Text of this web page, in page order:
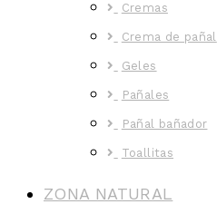
Cremas
Crema de pañal
Geles
Pañales
Pañal bañador
Toallitas
ZONA NATURAL